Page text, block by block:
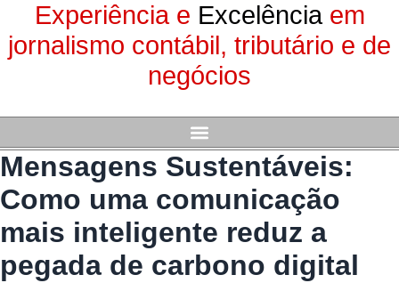
Experiência e Excelência em
jornalismo contábil, tributário e de
negócios
Mensagens Sustentáveis:
Como uma comunicação
mais inteligente reduz a
pegada de carbono digital